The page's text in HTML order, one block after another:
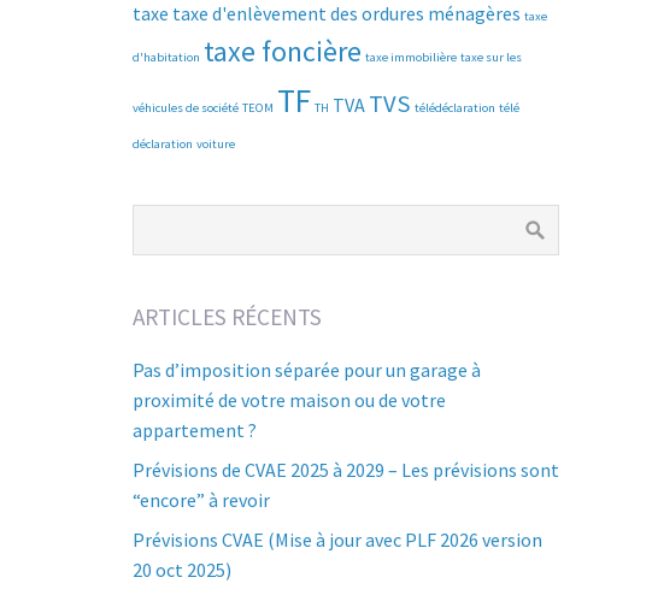
taxe taxe d'enlèvement des ordures ménagères taxe
d'habitation taxe foncière taxe immobilière taxe sur les
véhicules de société TEOM TF TH TVA TVS télédéclaration télé
déclaration voiture
ARTICLES RÉCENTS
Pas d’imposition séparée pour un garage à
proximité de votre maison ou de votre
appartement ?
Prévisions de CVAE 2025 à 2029 – Les prévisions sont
“encore” à revoir
Prévisions CVAE (Mise à jour avec PLF 2026 version
20 oct 2025)